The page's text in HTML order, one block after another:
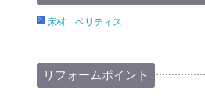
床材 ベリティス
リフォームポイント